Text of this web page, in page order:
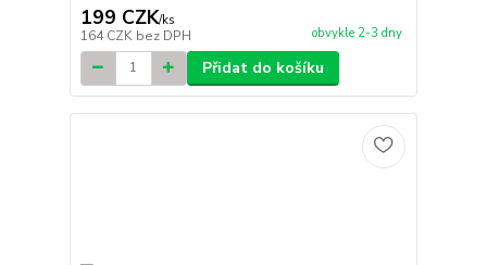
199 CZK/ks
164 CZK bez DPH obvykle 2-3 dny
Přidat do košíku